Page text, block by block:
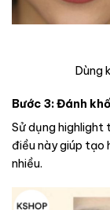
Dùng
Bước 3: Đánh
Sử dụng highlight
điều này giúp tạo
nhiều.